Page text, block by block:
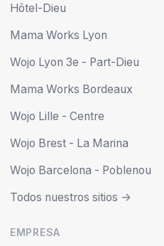
Hôtel-Dieu
Mama Works Lyon
Wojo Lyon 3e - Part-Dieu
Mama Works Bordeaux
Wojo Lille - Centre
Wojo Brest - La Marina
Wojo Barcelona - Poblenou
Todos nuestros sitios ->
EMPRESA